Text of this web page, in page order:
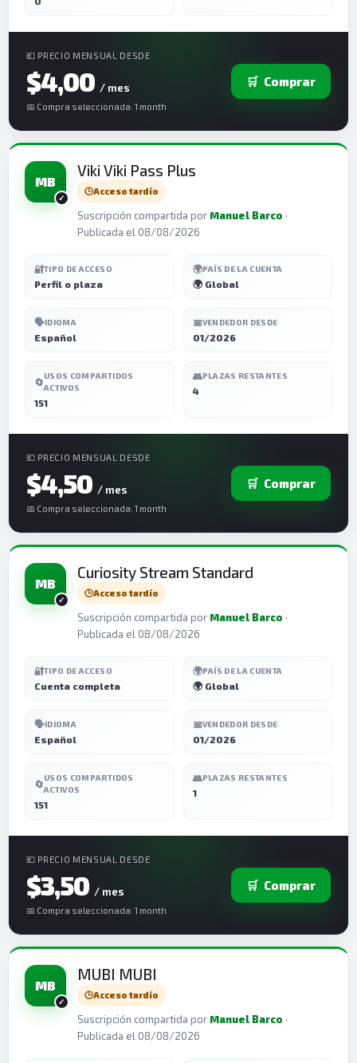
💶 PRECIO MENSUAL DESDE
$4,00 / mes
📅 Compra seleccionada: 1 month
🛒 Comprar
MB
Viki Viki Pass Plus
🕒Acceso tardío
Suscripción compartida por Manuel Barco ·
Publicada el 08/08/2026
🔐TIPO DE ACCESO
Perfil o plaza
🌍PAÍS DE LA CUENTA
🌍 Global
🗣️IDIOMA
Español
📅VENDEDOR DESDE
01/2026
🔄
USOS COMPARTIDOS
ACTIVOS
151
👥PLAZAS RESTANTES
4
💶 PRECIO MENSUAL DESDE
$4,50 / mes
📅 Compra seleccionada: 1 month
🛒 Comprar
MB
Curiosity Stream Standard
🕒Acceso tardío
Suscripción compartida por Manuel Barco ·
Publicada el 08/08/2026
🔐TIPO DE ACCESO
Cuenta completa
🌍PAÍS DE LA CUENTA
🌍 Global
🗣️IDIOMA
Español
📅VENDEDOR DESDE
01/2026
🔄
USOS COMPARTIDOS
ACTIVOS
151
👥PLAZAS RESTANTES
1
💶 PRECIO MENSUAL DESDE
$3,50 / mes
📅 Compra seleccionada: 1 month
🛒 Comprar
MB
MUBI MUBI
🕒Acceso tardío
Suscripción compartida por Manuel Barco ·
Publicada el 08/08/2026